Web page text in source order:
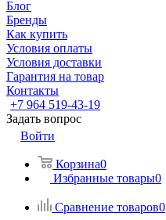
Блог
Бренды
Как купить
Условия оплаты
Условия доставки
Гарантия на товар
Контакты
+7 964 519-43-19
Задать вопрос
Войти
Корзина0
Избранные товары0
Сравнение товаров0